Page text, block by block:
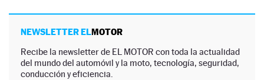
NEWSLETTER ELMOTOR
Recibe la newsletter de EL MOTOR con toda la actualidad
del mundo del automóvil y la moto, tecnología, seguridad,
conducción y eficiencia.